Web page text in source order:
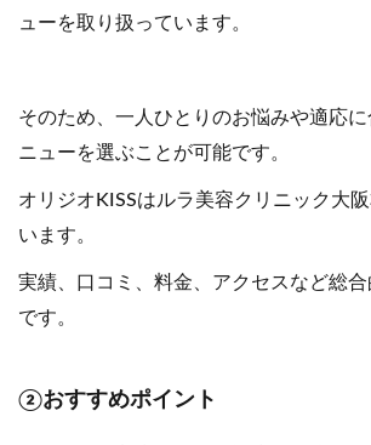
ューを取り扱っています。
そのため、一人ひとりのお悩みや適応
ニューを選ぶことが可能です。
オリジオKISSはルラ美容クリニック大
います。
実績、口コミ、料金、アクセスなど総
です。
②おすすめポイント